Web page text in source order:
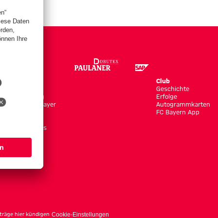
Bekleidung
Shop by Player
Accessoires
Club
Geschichte
Erfolge
Autogrammkarten
FC Bayern App
hier kündigen Cookie-Einstellungen